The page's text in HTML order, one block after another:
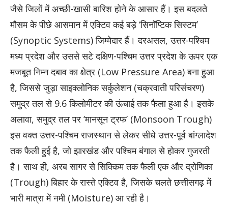
जैसे जिलों में अच्छी-खासी बारिश होने के आसार हैं। इस बदलते
मौसम के पीछे आसमान में एक्टिव कई बड़े ‘सिनॉप्टिक सिस्टम’
(Synoptic Systems) जिम्मेदार हैं। दरअसल, उत्तर-पश्चिम
मध्य प्रदेश और उससे सटे दक्षिण-पश्चिम उत्तर प्रदेश के ऊपर एक
मजबूत निम्न दबाव का क्षेत्र (Low Pressure Area) बना हुआ
है, जिससे जुड़ा साइक्लोनिक सर्कुलेशन (चक्रवाती परिसंचरण)
समुद्र तल से 9.6 किलोमीटर की ऊंचाई तक फैला हुआ है। इसके
अलावा, समुद्र तल पर ‘मानसून ट्रफ’ (Monsoon Trough)
इस वक्त उत्तर-पश्चिम राजस्थान से लेकर सीधे उत्तर-पूर्व बांग्लादेश
तक फैली हुई है, जो झारखंड और पश्चिम बंगाल से होकर गुजरती
है। साथ ही, अरब सागर से सिक्किम तक फैली एक और द्रोणिका
(Trough) बिहार के रास्ते एक्टिव है, जिसके चलते छत्तीसगढ़ में
भारी मात्रा में नमी (Moisture) आ रही है।